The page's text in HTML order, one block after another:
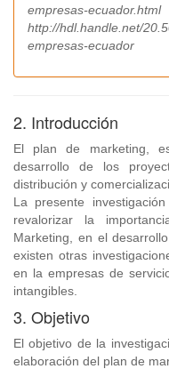
empresas-ecuador.html
http://hdl.handle.net/
empresas-ecuador
2. Introducción
El plan de marketing,
desarrollo de los
distribución y
La presente
revalorizar la
Marketing, en el
existen otras
en la empresas de
intangibles.
3. Objetivo
El objetivo de la
elaboración del plan de